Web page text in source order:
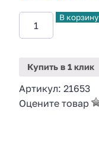
В корзину
Купить в 1 клик
Артикул: 21653
Оцените товар